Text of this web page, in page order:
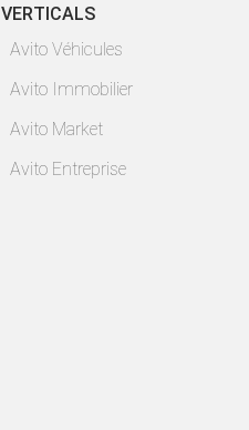
VERTICALS
Avito Véhicules
Avito Immobilier
Avito Market
Avito Entreprise